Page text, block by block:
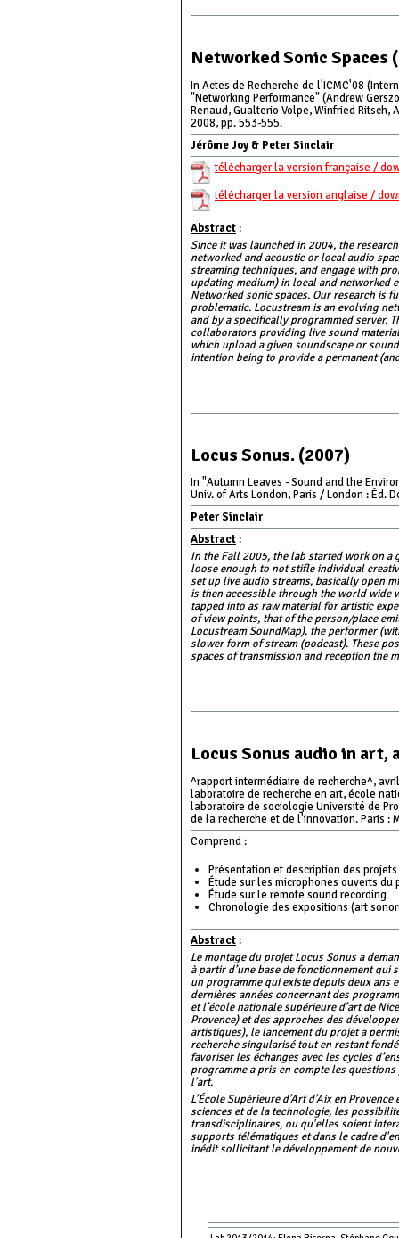
Networked Sonic Spaces
In Actes de Recherche de l'ICMC'08
"Networking Performance" (Andrew
Renaud, Gualterio Volpe, Winfried Ritsch,
2008, pp. 553-555.
Jérôme Joy & Peter Sinclair
télécharger la version française /
télécharger la version anglaise /
Abstract:
Since it was launched in 2004, the
networked and acoustic or local audio
streaming techniques, and engage with
updating medium) in local and networked
Networked sonic spaces. Our research is
problematic. Locustream is an evolving
and by a specifically programmed server.
collaborators providing live sound
which upload a given soundscape or
intention being to provide a permanent
Locus Sonus. (2007)
In "Autumn Leaves - Sound and the
Univ. of Arts London, Paris / London : Éd.
Peter Sinclair
Abstract:
In the Fall 2005, the lab started work on a
loose enough to not stifle individual
set up live audio streams, basically open
is then accessible through the world wide
tapped into as raw material for artistic
of view points, that of the person/place
Locustream SoundMap), the performer
slower form of stream (podcast). These
spaces of transmission and reception the
Locus Sonus audio in art,
^rapport intermédiaire de recherche^,
laboratoire de recherche en art, école
laboratoire de sociologie Université de
de la recherche et de l'innovation. Paris :
Comprend :
Présentation et description des
Étude sur les microphones ouverts du
Étude sur le remote sound recording
Chronologie des expositions (art
Abstract:
Le montage du projet Locus Sonus a
à partir d’une base de fonctionnement
un programme qui existe depuis deux ans
dernières années concernant des
et l’école nationale supérieure d’art de
Provence) et des approches des
artistiques), le lancement du projet a
recherche singularisé tout en restant
favoriser les échanges avec les cycles
programme a pris en compte les
l’art.
L’École Supérieure d’Art d’Aix en
sciences et de la technologie, les
transdisciplinaires, ou qu'elles soient
supports télématiques et dans le cadre
inédit sollicitant le développement de